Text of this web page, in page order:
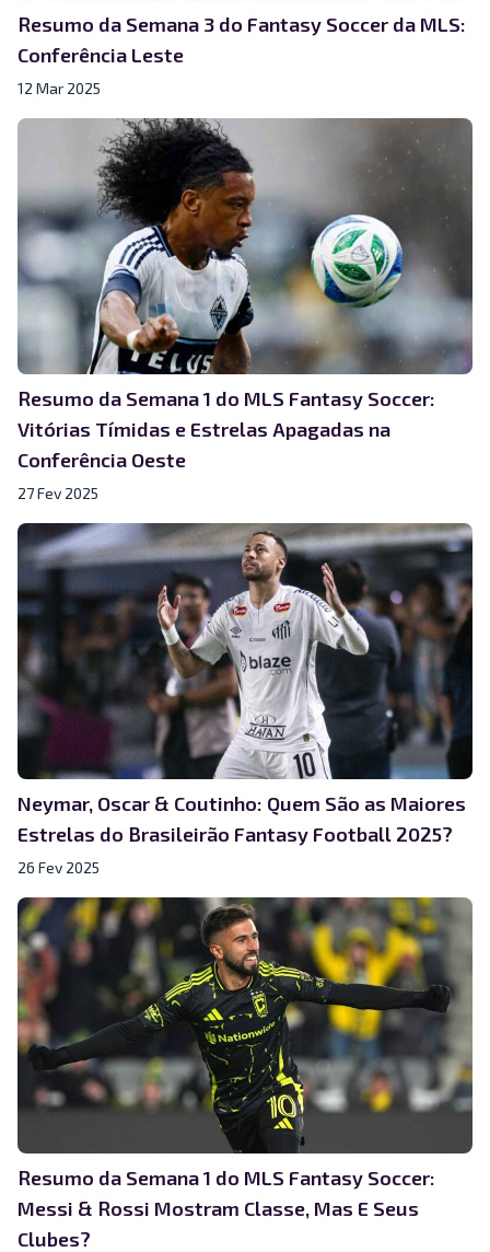
Resumo da Semana 3 do Fantasy Soccer da MLS:
Conferência Leste
12 Mar 2025
Resumo da Semana 1 do MLS Fantasy Soccer:
Vitórias Tímidas e Estrelas Apagadas na
Conferência Oeste
27 Fev 2025
Neymar, Oscar & Coutinho: Quem São as Maiores
Estrelas do Brasileirão Fantasy Football 2025?
26 Fev 2025
Resumo da Semana 1 do MLS Fantasy Soccer:
Messi & Rossi Mostram Classe, Mas E Seus
Clubes?